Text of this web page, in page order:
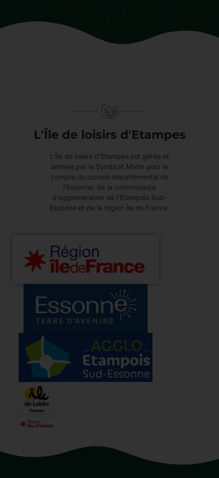
L'Île de loisirs d'Etampes
L’Île de loisirs d’Etampes est gérée et
animée par le Syndicat Mixte pour le
compte du conseil départemental de
l’Essonne, de la communauté
d’agglomération de l’Étampois Sud-
Essonne et de la région Île de France.